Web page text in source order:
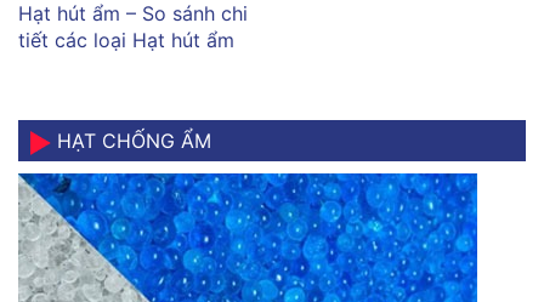
Hạt hút ẩm – So sánh chi
tiết các loại Hạt hút ẩm
HẠT CHỐNG ẨM